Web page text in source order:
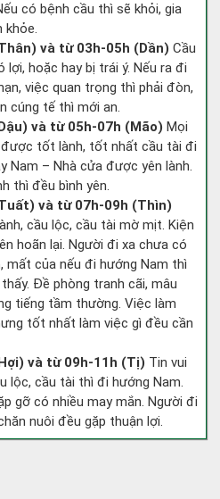
có bệnh cầu thì sẽ khỏi, gia
khỏe.
và từ 03h-05h (Dần) Cầu
lợi, hoặc hay bị trái ý. Nếu ra đi
việc quan trọng thì phải đòn,
cúng tế thì mới an.
và từ 05h-07h (Mão) Mọi
tốt lành, tốt nhất cầu tài đi
Nam – Nhà cửa được yên lành.
thì đều bình yên.
và từ 07h-09h (Thìn)
cầu lộc, cầu tài mờ mịt. Kiện
hoãn lại. Người đi xa chưa có
mất của nếu đi hướng Nam thì
Đề phòng tranh cãi, mâu
tiếng tầm thường. Việc làm
tốt nhất làm việc gì đều cần
và từ 09h-11h (Tị) Tin vui
lộc, cầu tài thì đi hướng Nam.
gỡ có nhiều may mắn. Người đi
nuôi đều gặp thuận lợi.